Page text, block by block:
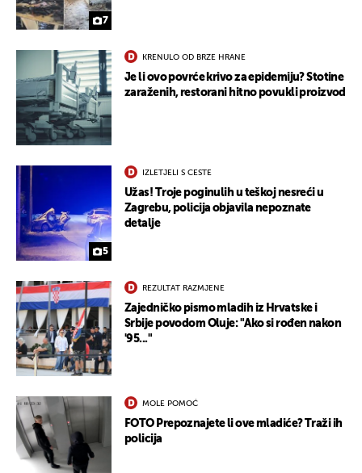
7
KRENULO OD BRZE HRANE
Je li ovo povrće krivo za epidemiju? Stotine
zaraženih, restorani hitno povukli proizvod
5
IZLETJELI S CESTE
Užas! Troje poginulih u teškoj nesreći u
Zagrebu, policija objavila nepoznate
detalje
REZULTAT RAZMJENE
Zajedničko pismo mladih iz Hrvatske i
Srbije povodom Oluje: "Ako si rođen nakon
'95..."
MOLE POMOĆ
FOTO Prepoznajete li ove mladiće? Traži ih
policija